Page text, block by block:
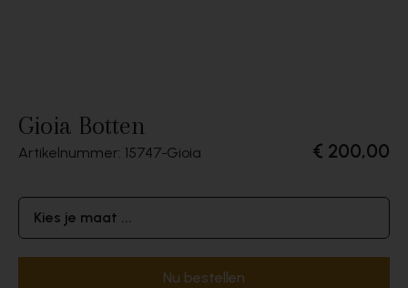
Gioia Botten
Artikelnummer: 15747 Gioia € 200,00
Kies je maat ...
Nu bestellen